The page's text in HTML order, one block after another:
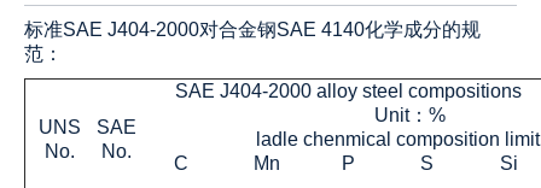
标准SAE J404-2000对合金钢SAE 4140化学成分的规
范：
SAE J404-2000 alloy steel compositions
UNS
No.
SAE
No.
Unit：%
ladle chenmical composition
C
Mn P S
Si